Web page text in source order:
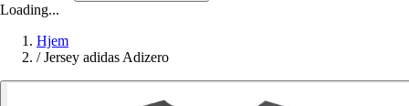
Loading...
Hjem
/ Jersey adidas Adizero